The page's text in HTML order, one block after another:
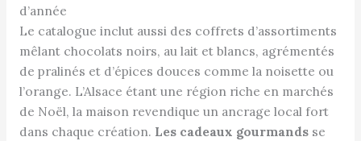
d’année
Le catalogue inclut aussi des coffrets d’assortiments
mêlant chocolats noirs, au lait et blancs, agrémentés
de pralinés et d’épices douces comme la noisette ou
l’orange. L’Alsace étant une région riche en marchés
de Noël, la maison revendique un ancrage local fort
dans chaque création. Les cadeaux gourmandsse